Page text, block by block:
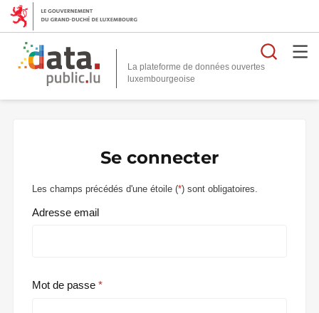
La plateforme de données ouvertes
Se connecter
Les champs précédés d'une étoile (*) sont obligatoires.
Adresse email
Mot de passe